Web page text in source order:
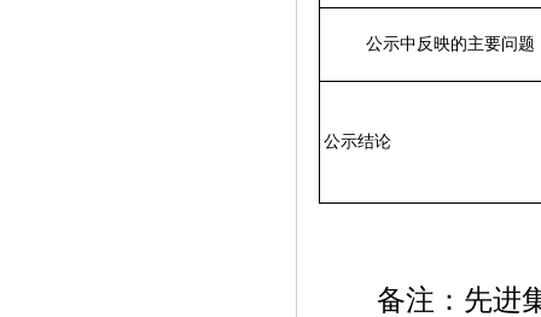
公示中反映的主要问题
公示结论
备注：先进集